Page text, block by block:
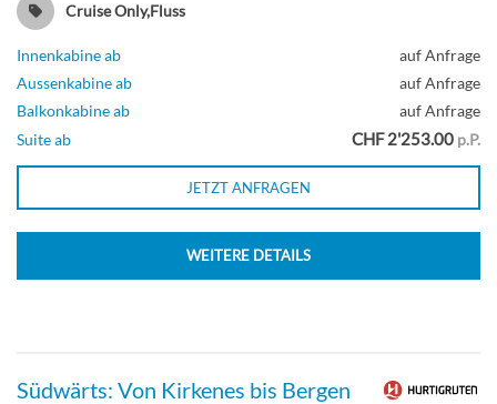
Cruise Only,Fluss
Innenkabine ab
auf Anfrage
Aussenkabine ab
auf Anfrage
Balkonkabine ab
auf Anfrage
Suite ab
CHF 2'253.00 p.P.
JETZT ANFRAGEN
WEITERE DETAILS
Südwärts: Von Kirkenes bis Bergen